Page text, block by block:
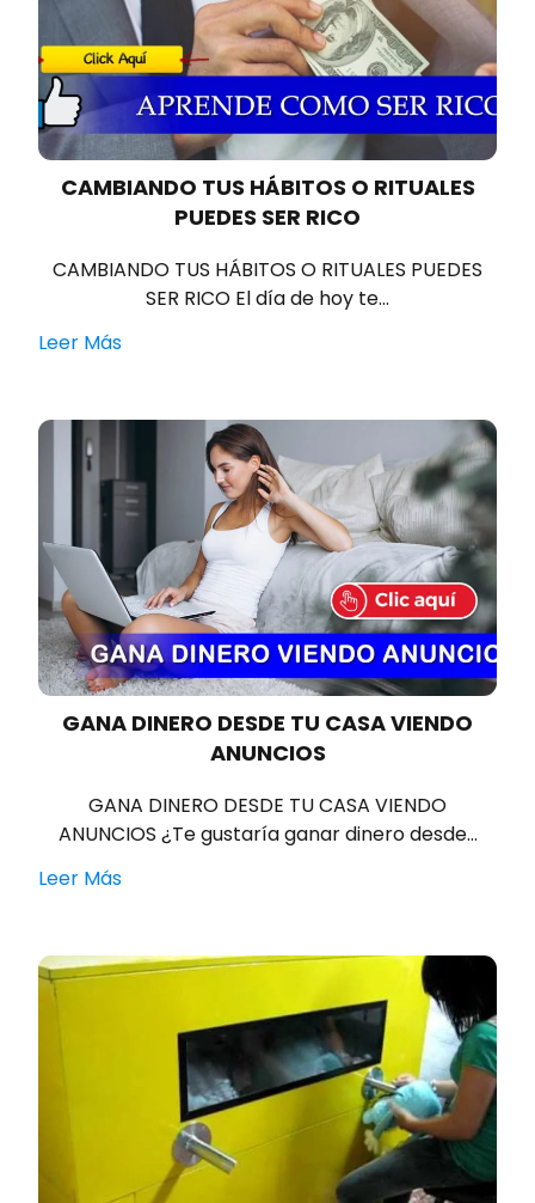
CAMBIANDO TUS HÁBITOS O RITUALES
PUEDES SER RICO
CAMBIANDO TUS HÁBITOS O RITUALES PUEDES
SER RICO El día de hoy te…
Leer Más
GANA DINERO DESDE TU CASA VIENDO
ANUNCIOS
GANA DINERO DESDE TU CASA VIENDO
ANUNCIOS ¿Te gustaría ganar dinero desde…
Leer Más